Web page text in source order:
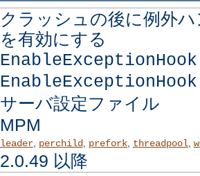
クラッシュの後に例外
を有効にする
サーバ設定ファイル
MPM
leader, perchild, prefork, threadpool
2.0.49 以降